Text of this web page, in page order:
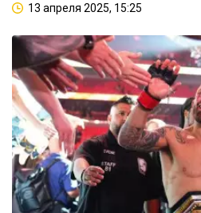
13 апреля 2025, 15:25